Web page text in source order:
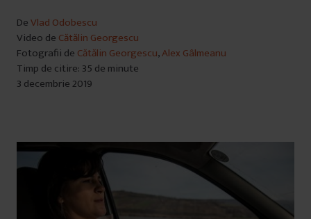
DeVlad Odobescu
Video de Cătălin Georgescu
Fotografii de Cătălin Georgescu,Alex Gâlmeanu
Timp de citire: 35 de minute
3 decembrie 2019